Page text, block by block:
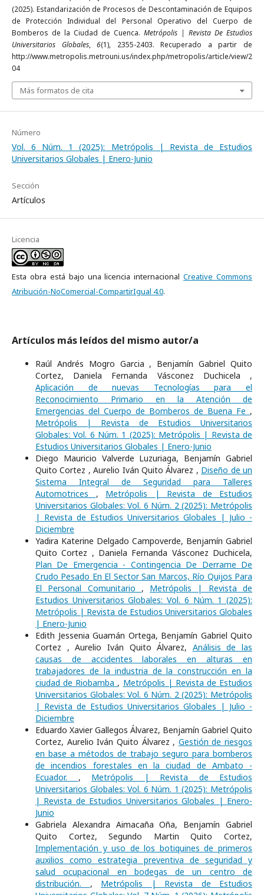
(2025). Estandarización de Procesos de Descontaminación de Equipos
de Protección Individual del Personal Operativo del Cuerpo de
Bomberos de la Ciudad de Cuenca. Metrópolis | Revista De Estudios
Universitarios Globales,6(1), 2355-2403. Recuperado a partir de
http://www.metropolis.metrouni.us/index.php/metropolis/article/view/2
04
Más formatos de cita
Número
Vol. 6 Núm. 1 (2025): Metrópolis | Revista de Estudios
Universitarios Globales | Enero-Junio
Sección
Artículos
Licencia
Esta obra está bajo una licencia internacionalCreative Commons
Atribución-NoComercial-CompartirIgual 4.0.
Artículos más leídos del mismo autor/a
Raúl Andrés Mogro Garcia , Benjamín Gabriel Quito
Cortez, Daniela Fernanda Vásconez Duchicela ,
Aplicación de nuevas Tecnologías para el
Reconocimiento Primario en la Atención de
Emergencias del Cuerpo de Bomberos de Buena Fe ,
Metrópolis | Revista de Estudios Universitarios
Globales: Vol. 6 Núm. 1 (2025): Metrópolis | Revista de
Estudios Universitarios Globales | Enero-Junio
Diego Mauricio Valverde Luzuriaga, Benjamín Gabriel
Quito Cortez , Aurelio Iván Quito Álvarez , Diseño de un
Sistema Integral de Seguridad para Talleres
Automotrices , Metrópolis | Revista de Estudios
Universitarios Globales: Vol. 6 Núm. 2 (2025): Metrópolis
| Revista de Estudios Universitarios Globales | Julio -
Diciembre
Yadira Katerine Delgado Campoverde, Benjamín Gabriel
Quito Cortez , Daniela Fernanda Vásconez Duchicela,
Plan De Emergencia - Contingencia De Derrame De
Crudo Pesado En El Sector San Marcos, Río Quijos Para
El Personal Comunitario , Metrópolis | Revista de
Estudios Universitarios Globales: Vol. 6 Núm. 1 (2025):
Metrópolis | Revista de Estudios Universitarios Globales
| Enero-Junio
Edith Jessenia Guamán Ortega, Benjamín Gabriel Quito
Cortez , Aurelio Iván Quito Álvarez, Análisis de las
causas de accidentes laborales en alturas en
trabajadores de la industria de la construcción en la
ciudad de Riobamba , Metrópolis | Revista de Estudios
Universitarios Globales: Vol. 6 Núm. 2 (2025): Metrópolis
| Revista de Estudios Universitarios Globales | Julio -
Diciembre
Eduardo Xavier Gallegos Álvarez, Benjamín Gabriel Quito
Cortez, Aurelio Iván Quito Álvarez , Gestión de riesgos
en base a métodos de trabajo seguro para bomberos
de incendios forestales en la ciudad de Ambato -
Ecuador. , Metrópolis | Revista de Estudios
Universitarios Globales: Vol. 6 Núm. 1 (2025): Metrópolis
| Revista de Estudios Universitarios Globales | Enero-
Junio
Gabriela Alexandra Aimacaña Oña, Benjamín Gabriel
Quito Cortez, Segundo Martin Quito Cortez,
Implementación y uso de los botiquines de primeros
auxilios como estrategia preventiva de seguridad y
salud ocupacional en bodegas de un centro de
distribución. , Metrópolis | Revista de Estudios